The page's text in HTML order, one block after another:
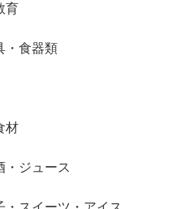
育
・食器類
材
・ジュース